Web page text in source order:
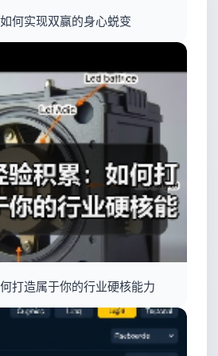
何实现双赢的身心蜕变
打造属于你的行业硬核能力